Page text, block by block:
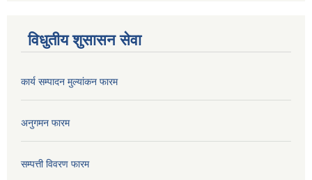
विधुतीय शुसासन सेवा
कार्य सम्पादन मुल्यांकन फारम
अनुगमन फारम
सम्पत्ती विवरण फारम